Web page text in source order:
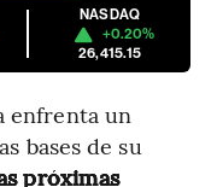
NASDAQ
+0.20%
26,415.15
enfrenta un
bases de su
próximas